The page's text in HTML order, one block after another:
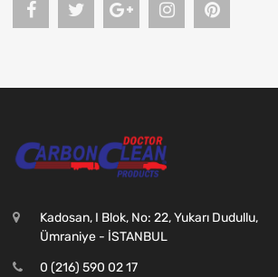
Kadosan, I Blok, No: 22, Yukarı Dudullu,
Ümraniye - İSTANBUL
0 (216) 590 02 17